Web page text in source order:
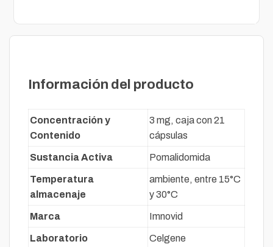
Información del producto
Concentración y
Contenido
3 mg, caja con 21
cápsulas
Sustancia Activa Pomalidomida
Temperatura
almacenaje
ambiente, entre 15°C
y 30°C
Marca Imnovid
Laboratorio Celgene